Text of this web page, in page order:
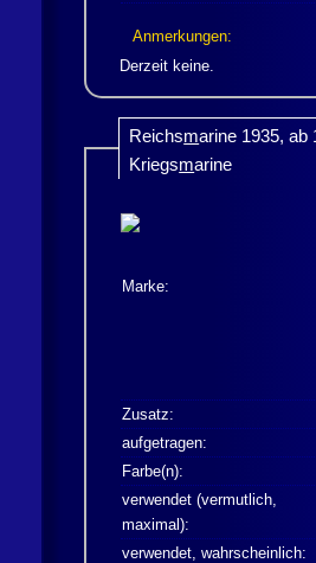
Anmerkungen:
Derzeit keine.
Reichsmarine 1935, ab
Kriegsmarine
Marke:
Zusatz:
aufgetragen:
Farbe(n):
verwendet (vermutlich,
maximal):
verwendet, wahrscheinlich: